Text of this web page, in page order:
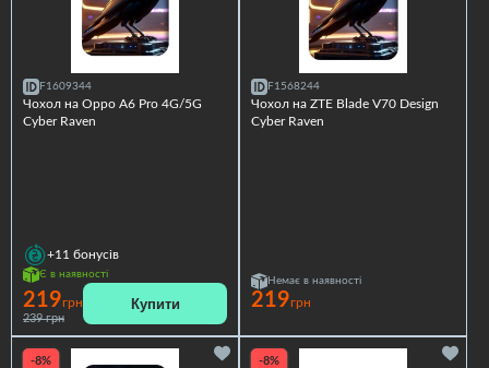
F1609344
Чохол на Oppo A6 Pro 4G/5G
Cyber Raven
+11 бонусів
Є в наявності
219грн
239 грн
Купити
F1568244
Чохол на ZTE Blade V70 Design
Cyber Raven
Немає в наявності
219грн
-8% -8%